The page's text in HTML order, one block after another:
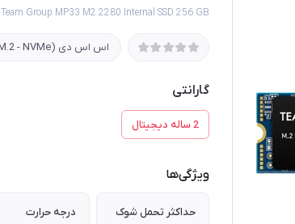
Team Group MP33 M2 2280 Internal SSD 256 GB
اس اس دی (M.2 - NVMe)
گارانتی
2 ساله دیجیتال
ویژگی‌ها
حداکثر تحمل شوک درجه حرارت